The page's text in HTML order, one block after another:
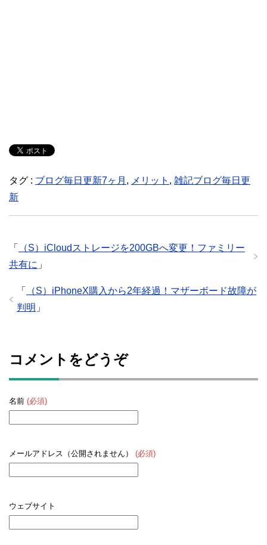
タグ : ブログ毎日更新7ヶ月 , メリット , 雑記ブログ毎日更
新
「
（S）iCloudストレージを200GBへ変更！ファミリー
共有に 」
「
（S）iPhoneX購入から2年経過！マザーボード故障が
判明 」
コメントをどうぞ
名前 (必須)
メールアドレス（公開されません） (必須)
ウェブサイト